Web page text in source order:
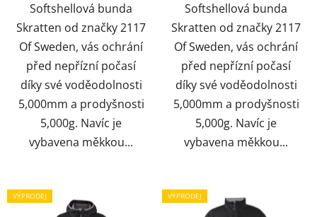
Softshellová bunda
Skratten od značky 2117
Of Sweden, vás ochrání
před nepřízní počasí
díky své voděodolnosti
5,000mm a prodyšnosti
5,000g. Navíc je
vybavena měkkou...
Softshellová bunda
Skratten od značky 2117
Of Sweden, vás ochrání
před nepřízní počasí
díky své voděodolnosti
5,000mm a prodyšnosti
5,000g. Navíc je
vybavena měkkou...
VÝPRODEJ VÝPRODEJ